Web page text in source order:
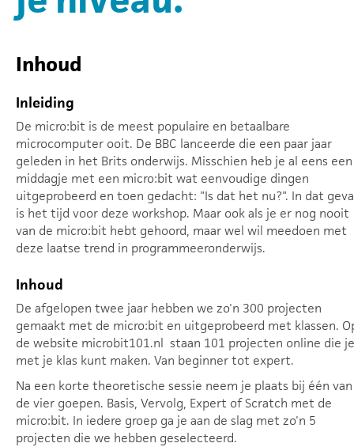
Inhoud
Inleiding
De micro:bit is de meest populaire en betaalbare
microcomputer ooit. De BBC lanceerde die een paar jaar
geleden in het Brits onderwijs. Misschien heb je al eens een
middagje met een micro:bit wat eenvoudige dingen
uitgeprobeerd en toen gedacht: "Is dat het nu?". In dat
is het tijd voor deze workshop. Maar ook als je er nog nooit
van de micro:bit hebt gehoord, maar wel wil meedoen met
deze laatse trend in programmeeronderwijs.
Inhoud
De afgelopen twee jaar hebben we zo'n 300 projecten
gemaakt met de micro:bit en uitgeprobeerd met klassen.
de website microbit101.nl staan 101 projecten online die je
met je klas kunt maken. Van beginner tot expert.
Na een korte theoretische sessie neem je plaats bij één van
de vier goepen. Basis, Vervolg, Expert of Scratch met de
micro:bit. In iedere groep ga je aan de slag met zo'n 5
projecten die we hebben geselecteerd.